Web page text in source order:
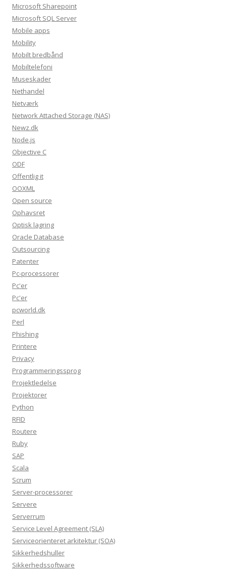
Microsoft Sharepoint
Microsoft SQL Server
Mobile apps
Mobility
Mobilt bredbånd
Mobiltelefoni
Museskader
Nethandel
Netværk
Network Attached Storage (NAS)
Newz.dk
Node.js
Objective C
ODF
Offentlig it
OOXML
Open source
Ophavsret
Optisk lagring
Oracle Database
Outsourcing
Patenter
Pc-processorer
Pc'er
Pc'er
pcworld.dk
Perl
Phishing
Printere
Privacy
Programmeringssprog
Projektledelse
Projektorer
Python
RFID
Routere
Ruby
SAP
Scala
Scrum
Server-processorer
Servere
Serverrum
Service Level Agreement (SLA)
Serviceorienteret arkitektur (SOA)
Sikkerhedshuller
Sikkerhedssoftware